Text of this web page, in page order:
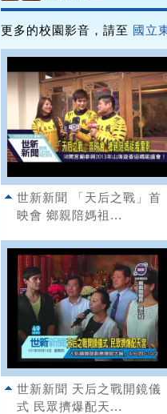
更多的校園影音，請至 國立
世新新聞 「天后之戰」首
映會 鄉親陪媽祖...
世新新聞 天后之戰開鏡儀
式 民眾擠爆配天...